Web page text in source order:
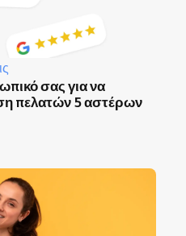
σας για να
πελατών 5 αστέρων